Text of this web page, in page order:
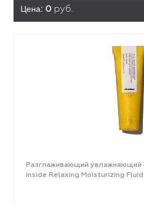
Цена: 0 руб.
Разглаживающий
inside Relaxing Moisturizing Fluid